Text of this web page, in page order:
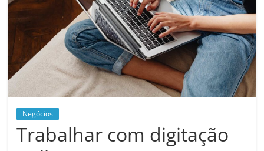
Negócios
Trabalhar com digitação